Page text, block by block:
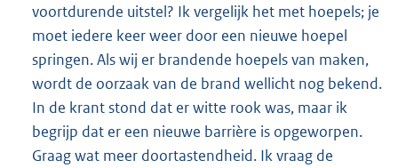
voortdurende uitstel? Ik vergelijk het met hoepels; je
moet iedere keer weer door een nieuwe hoepel
springen. Als wij er brandende hoepels van maken,
wordt de oorzaak van de brand wellicht nog bekend.
In de krant stond dat er witte rook was, maar ik
begrijp dat er een nieuwe barrière is opgeworpen.
Graag wat meer doortastendheid. Ik vraag de